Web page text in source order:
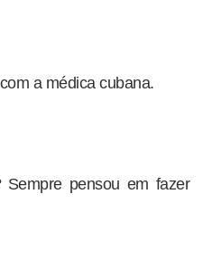
a médica cubana.
pensou em fazer